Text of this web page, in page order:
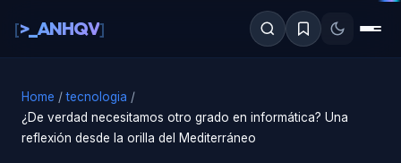
contenido
[>_ANHQV]
Home / tecnologia /
¿De verdad necesitamos otro grado en informática? Una
reflexión desde la orilla del Mediterráneo